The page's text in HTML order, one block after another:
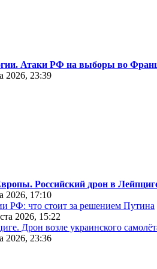
Атаки РФ на выборы во
2026, 23:39
Российский дрон в
2026, 17:10
РФ: что стоит за решением Путина
2026, 15:22
Дрон возле украинского
2026, 23:36